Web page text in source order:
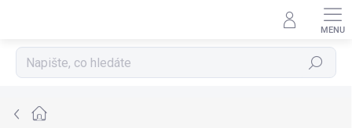
Hledat
Domů